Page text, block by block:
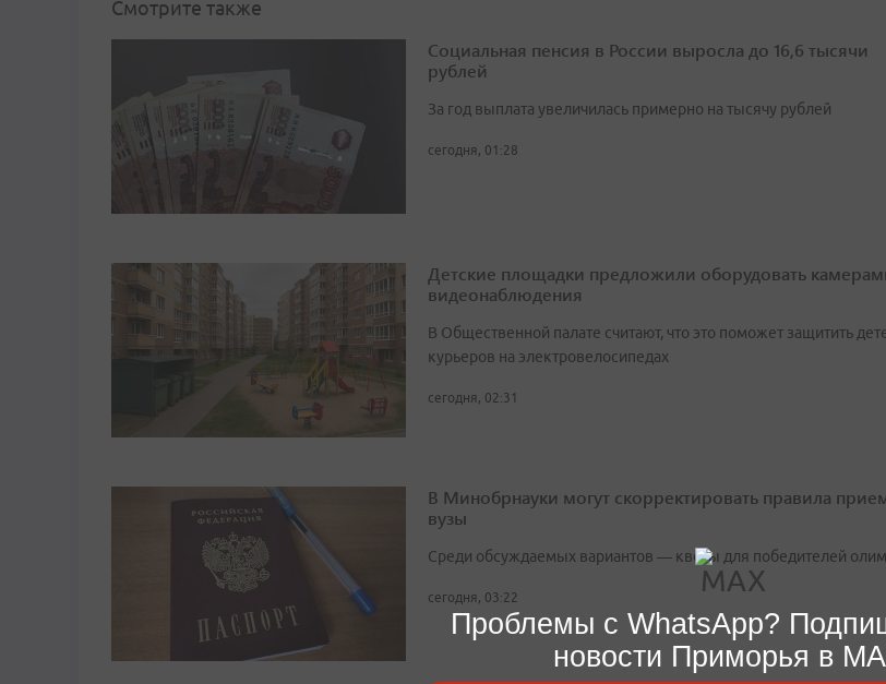
Смотрите также
Социальная пенсия в России выросла до 16,6 тысячи
рублей
За год выплата увеличилась примерно на тысячу рублей
сегодня, 01:28
Детские площадки предложили оборудовать
видеонаблюдения
В Общественной палате считают, что это поможет защитить
курьеров на электровелосипедах
сегодня, 02:31
В Минобрнауки могут скорректировать правила
вузы
Среди обсуждаемых вариантов — квоты для победителей
сегодня, 03:22
Проблемы с WhatsApp?
новости Приморья в